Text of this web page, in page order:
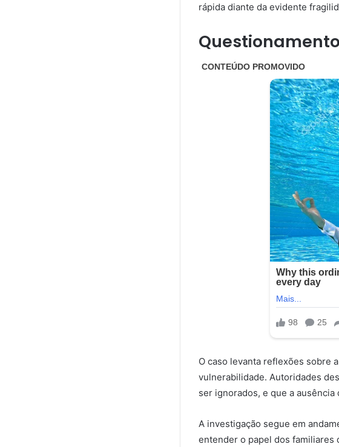
rápida diante da evidente
O caso levanta reflexões sobre
vulnerabilidade. Autoridades
ser ignorados, e que a
A investigação segue em
entender o papel dos familiares